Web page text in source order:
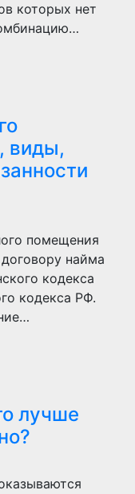
которых нет
виды,
помещения
найма
кодекса
кодекса РФ.
лучше